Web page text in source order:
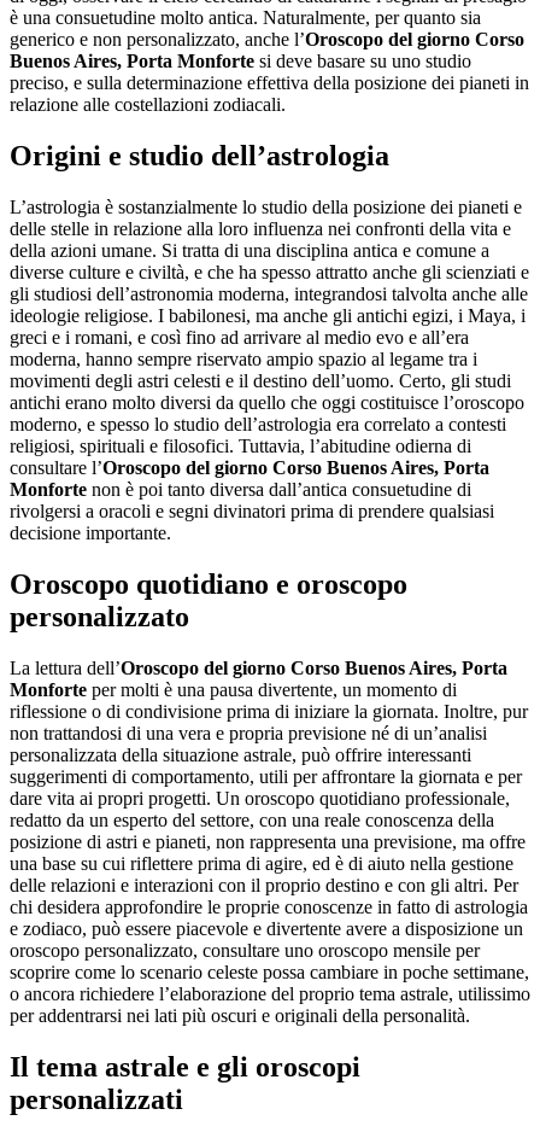
è una consuetudine molto antica. Naturalmente, per quanto sia
generico e non personalizzato, anche l’Oroscopo del giorno ​Corso
Buenos Aires,​ Porta Monforte si deve basare su uno studio
preciso, e sulla determinazione effettiva della posizione dei pianeti in
relazione alle costellazioni zodiacali.
Origini e studio dell’astrologia
L’astrologia è sostanzialmente lo studio della posizione dei pianeti e
delle stelle in relazione alla loro influenza nei confronti della vita e
della azioni umane. Si tratta di una disciplina antica e comune a
diverse culture e civiltà, e che ha spesso attratto anche gli scienziati e
gli studiosi dell’astronomia moderna, integrandosi talvolta anche alle
ideologie religiose. I babilonesi, ma anche gli antichi egizi, i Maya, i
greci e i romani, e così fino ad arrivare al medio evo e all’era
moderna, hanno sempre riservato ampio spazio al legame tra i
movimenti degli astri celesti e il destino dell’uomo. Certo, gli studi
antichi erano molto diversi da quello che oggi costituisce l’oroscopo
moderno, e spesso lo studio dell’astrologia era correlato a contesti
religiosi, spirituali e filosofici. Tuttavia, l’abitudine odierna di
consultare l’Oroscopo del giorno ​Corso Buenos Aires,​ Porta
Monforte non è poi tanto diversa dall’antica consuetudine di
rivolgersi a oracoli e segni divinatori prima di prendere qualsiasi
decisione importante.
Oroscopo quotidiano e oroscopo
personalizzato
La lettura dell’Oroscopo del giorno ​Corso Buenos Aires,​ Porta
Monforte per molti è una pausa divertente, un momento di
riflessione o di condivisione prima di iniziare la giornata. Inoltre, pur
non trattandosi di una vera e propria previsione né di un’analisi
personalizzata della situazione astrale, può offrire interessanti
suggerimenti di comportamento, utili per affrontare la giornata e per
dare vita ai propri progetti. Un oroscopo quotidiano professionale,
redatto da un esperto del settore, con una reale conoscenza della
posizione di astri e pianeti, non rappresenta una previsione, ma offre
una base su cui riflettere prima di agire, ed è di aiuto nella gestione
delle relazioni e interazioni con il proprio destino e con gli altri. Per
chi desidera approfondire le proprie conoscenze in fatto di astrologia
e zodiaco, può essere piacevole e divertente avere a disposizione un
oroscopo personalizzato, consultare uno oroscopo mensile per
scoprire come lo scenario celeste possa cambiare in poche settimane,
o ancora richiedere l’elaborazione del proprio tema astrale, utilissimo
per addentrarsi nei lati più oscuri e originali della personalità.
Il tema astrale e gli oroscopi
personalizzati